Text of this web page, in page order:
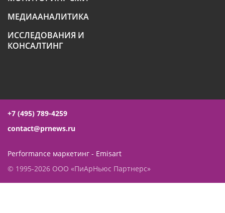
МЕДИААНАЛИТИКА
ИССЛЕДОВАНИЯ И
КОНСАЛТИНГ
© 1995-2026 ООО «ПиАрНьюс Партнерс»
+7 (495) 789-4259
contact@prnews.ru
Performance маркетинг - Emisart